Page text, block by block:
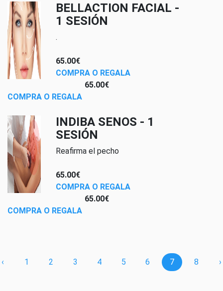
BELLACTION FACIAL -
1 SESIÓN
.
65.00€
COMPRA O REGALA
65.00€
COMPRA O REGALA
INDIBA SENOS - 1
SESIÓN
Reafirma el pecho
65.00€
COMPRA O REGALA
65.00€
COMPRA O REGALA
‹ 1 2 3 4 5 6 7 8 ›